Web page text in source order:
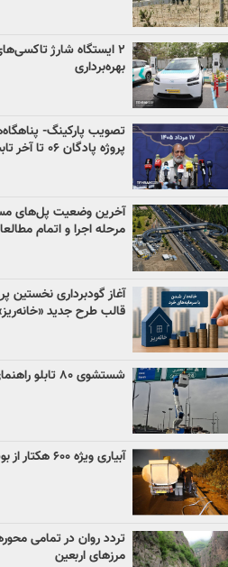
۲ ایستگاه شارژ
بهره‌برداری
تصویب پارکینگ-
پروژه پادگان ۰۶ تا آخر تابستان تحویل مردم می‌شود
مرحله اجرا و اتمام مطالعات
آغاز گودبرداری نخستین
قالب طرح جدید
شستشوی ۸۰ تابلو راهنمای مسیر با استفاده از بالابر
آبیاری ویژه ۶۰۰ هکتار از بوستان جنگلی سرخه‌حصار
تردد روان در تمامی
مرزهای اربعین